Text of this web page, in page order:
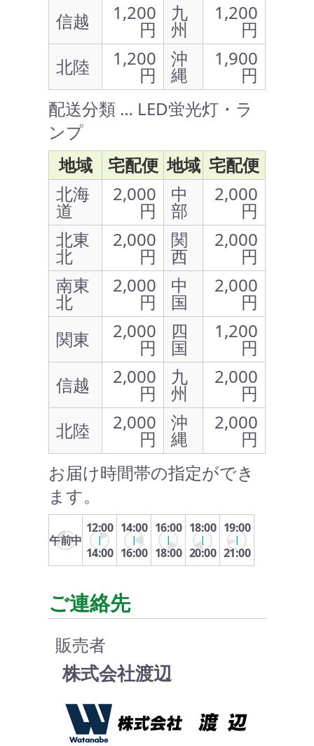
信越
1,200
円
九
州
1,200
円
北陸
1,200
円
沖
縄
1,900
円
配送分類 … LED蛍光灯・ラ
ンプ
地域
宅配便 地域 宅配便
北海
道
2,000
円
中
部
2,000
円
北東
北
2,000
円
関
西
2,000
円
南東
北
2,000
円
中
国
2,000
円
関東
2,000
円
四
国
1,200
円
信越
2,000
円
九
州
2,000
円
北陸
2,000
円
沖
縄
2,000
円
お届け時間帯の指定ができ
ます。
午前中
12:00
14:00
14:00
16:00
16:00
18:00
18:00
20:00
19:00
21:00
ご連絡先
販売者
株式会社渡辺